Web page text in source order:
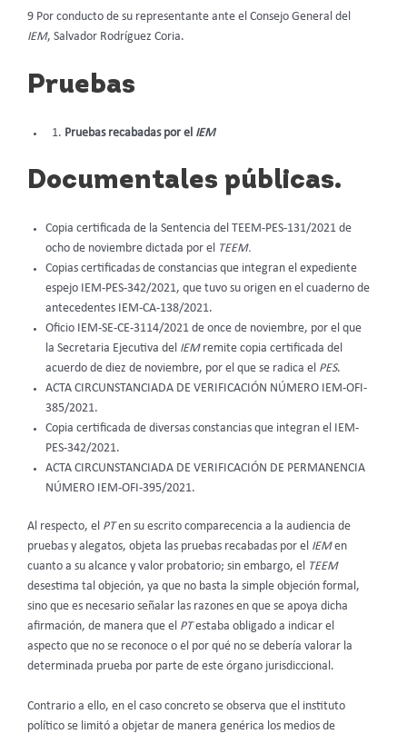
9 Por conducto de su representante ante el Consejo General del
IEM, Salvador Rodríguez Coria.
Pruebas
Pruebas recabadas por el IEM
Documentales públicas.
Copia certificada de la Sentencia del TEEM-PES-131/2021 de
ocho de noviembre dictada por el
TEEM.
Copias certificadas de constancias que integran el expediente
espejo IEM-PES-342/2021, que tuvo su origen en el cuaderno de
antecedentes IEM-CA-138/2021.
Oficio IEM-SE-CE-3114/2021 de once de noviembre, por el que
la Secretaria Ejecutiva del IEM remite copia certificada del
acuerdo de diez de noviembre, por el que se radica el PES.
ACTA CIRCUNSTANCIADA DE VERIFICACIÓN NÚMERO IEM-OFI-
385/2021.
Copia certificada de diversas constancias que integran el IEM-
PES-342/2021.
ACTA CIRCUNSTANCIADA DE VERIFICACIÓN DE PERMANENCIA
NÚMERO IEM-OFI-395/2021.
Al respecto, el PTen su escrito comparecencia a la audiencia de
pruebas y alegatos, objeta las pruebas recabadas por el IEMen
cuanto a su alcance y valor probatorio; sin embargo, el
TEEM
desestima tal objeción, ya que no basta la simple objeción formal,
sino que es necesario señalar las razones en que se apoya dicha
afirmación, de manera que el PTestaba obligado a indicar el
aspecto que no se reconoce o el por qué no se debería valorar la
determinada prueba por parte de este órgano jurisdiccional.
Contrario a ello, en el caso concreto se observa que el instituto
político se limitó a objetar de manera genérica los medios de